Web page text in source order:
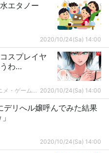
エタノー
2020/10/24(Sa) 14:00
スプレイヤ
わ…
ちょいエロ★ニュース -漫画・アニメ・ゲームまとめ- 2020/10/24(Sa) 14:00
デリへル嬢呼んでみた結果
2020/10/24(Sa) 14:00